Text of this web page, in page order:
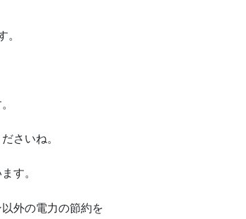
。
さいね。
す。
外の電力の節約を